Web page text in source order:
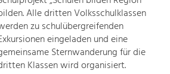
Alle dritten Volksschulklassen
zu schulübergreifenden
eingeladen und eine
Sternwanderung für die
Klassen wird organisiert.